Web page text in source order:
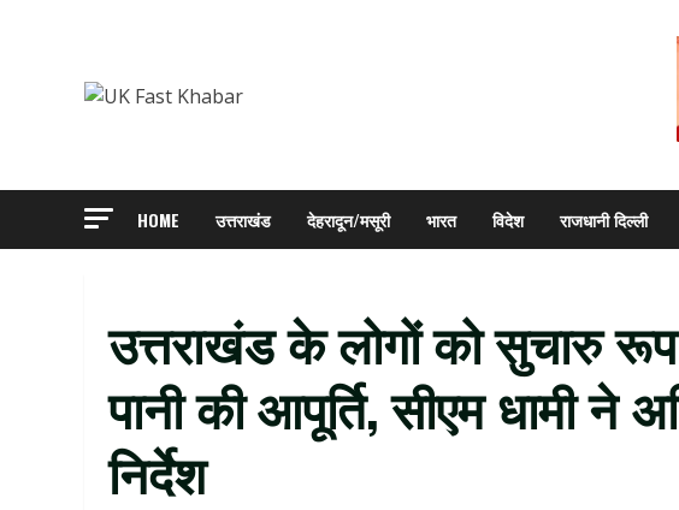
HOME उत्तराखंड देहरादून/मसूरी भारत विदेश राजधानी दिल्ली
उत्तराखंड के लोगों को सुचारु
पानी की आपूर्ति, सीएम धामी ने
निर्देश